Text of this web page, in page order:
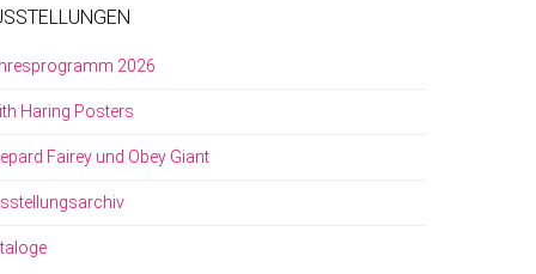
2026
Haring Posters
Fairey und Obey Giant